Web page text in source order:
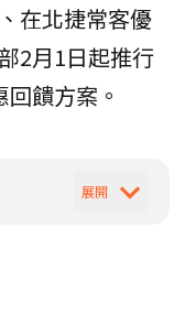
在北捷常客優
部2月1日起推行
饋方案。